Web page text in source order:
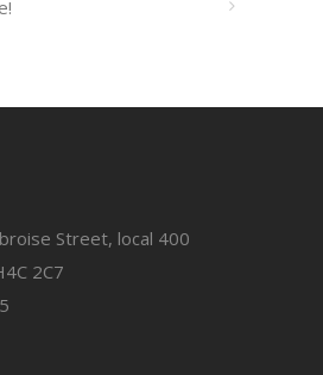
Street, local 400
2C7